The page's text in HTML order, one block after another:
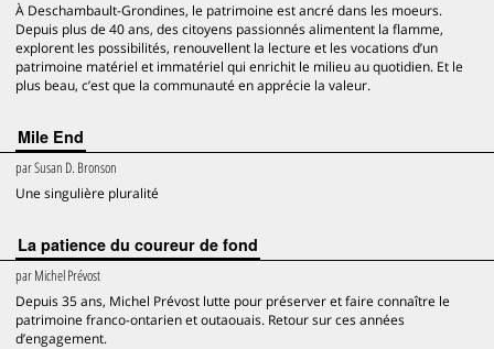
À Deschambault-Grondines, le patrimoine est ancré dans les moeurs.
Depuis plus de 40 ans, des citoyens passionnés alimentent la flamme,
explorent les possibilités, renouvellent la lecture et les vocations d’un
patrimoine matériel et immatériel qui enrichit le milieu au quotidien. Et le
plus beau, c’est que la communauté en apprécie la valeur.
Mile End
parSusan D. Bronson
Une singulière pluralité
La patience du coureur de fond
parMichel Prévost
Depuis 35 ans, Michel Prévost lutte pour préserver et faire connaître le
patrimoine franco-ontarien et outaouais. Retour sur ces années
d’engagement.